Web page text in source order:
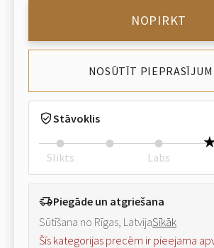
NOPIRKT
NOSŪTĪT
Stāvoklis
Slikts Labs
Piegāde un atgriešana
Sūtīšana no Rīgas, LatvijaSīkāk
Šīs kategorijas precēm ir pieejama